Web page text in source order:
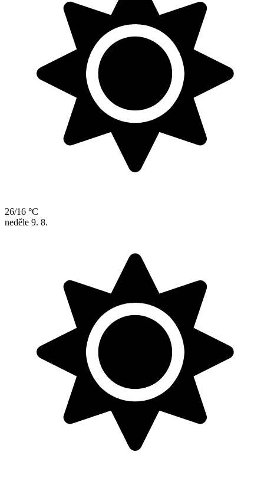
26/16 °C
neděle 9. 8.